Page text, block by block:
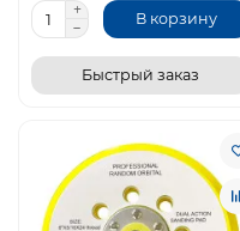
В корзину
Быстрый заказ